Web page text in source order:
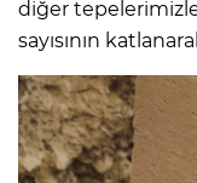
diğer
sayısının